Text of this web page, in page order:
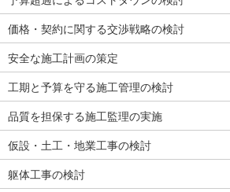
価格・契約に関する交渉戦略の検討
安全な施工計画の策定
工期と予算を守る施工管理の検討
品質を担保する施工監理の実施
仮設・土工・地業工事の検討
躯体工事の検討